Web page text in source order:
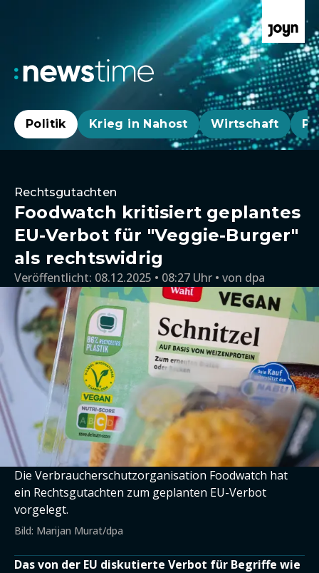
Politik Krieg in Nahost Wirtschaft
Rechtsgutachten
Foodwatch kritisiert geplantes
EU-Verbot für "Veggie-Burger"
als rechtswidrig
Veröffentlicht: 08.12.2025 • 08:27 Uhr von dpa
Die Verbraucherschutzorganisation Foodwatch hat
ein Rechtsgutachten zum geplanten EU-Verbot
vorgelegt.
Bild: Marijan Murat/dpa
Das von der EU diskutierte Verbot für Begriffe wie